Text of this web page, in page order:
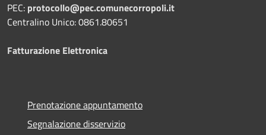
PEC: protocollo@pec.comunecorropoli.it
Centralino Unico: 0861.80651
Fatturazione Elettronica
Prenotazione appuntamento
Segnalazione disservizio